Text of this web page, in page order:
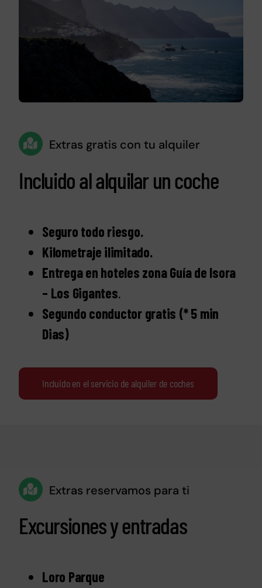
Extras gratis con tu alquiler
Incluido al alquilar un coche
Seguro todo riesgo.
Kilometraje ilimitado.
Entrega en hoteles zona Guía de Isora
– Los Gigantes.
Segundo conductor gratis (* 5 min
Dias)
Incluido en el servicio de alquiler de coches
Extras reservamos para ti
Excursiones y entradas
Loro Parque